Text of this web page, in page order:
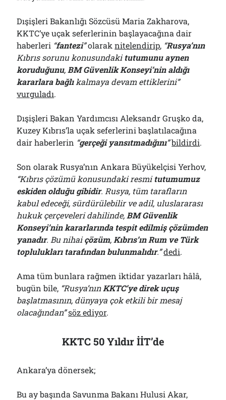
Dışişleri Bakanlığı Sözcüsü Maria Zakharova,
KKTC’ye uçak seferlerinin başlayacağına dair
haberleri “fantezi”olaraknitelendirip, “Rusya’nın
Kıbrıs sorunu konusundakitutumunu aynen
koruduğunu, BM Güvenlik Konseyi’nin aldığı
kararlara bağlıkalmaya devam ettiklerini”
vurguladı.
Dışişleri Bakan Yardımcısı Aleksandr Gruşko da,
Kuzey Kıbrıs’la uçak seferlerini başlatılacağına
dair haberlerin “gerçeği yansıtmadığını”bildirdi.
Son olarak Rusya’nın Ankara Büyükelçisi Yerhov,
“Kıbrıs çözümü konusundaki resmitutumumuz
eskiden olduğu gibidir. Rusya, tüm tarafların
kabul edeceği, sürdürülebilir ve adil, uluslararası
hukuk çerçeveleri dahilinde, BM Güvenlik
Konseyi’nin kararlarında tespit edilmiş çözümden
yanadır. Bu nihaiçözüm, Kıbrıs’ın Rum ve Türk
toplulukları tarafından bulunmalıdır.”dedi.
Ama tüm bunlara rağmen iktidar yazarları hâlâ,
bugün bile, “Rusya’nınKKTC’ye direk uçuş
başlatmasının, dünyaya çok etkili bir mesaj
olacağından”söz ediyor.
KKTC 50 Yıldır İİT’de
Ankara’ya dönersek;
Bu ay başında Savunma Bakanı Hulusi Akar,